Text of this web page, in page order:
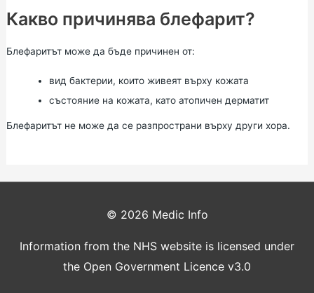
Какво причинява блефарит?
Блефаритът може да бъде причинен от:
вид бактерии, които живеят върху кожата
състояние на кожата, като атопичен дерматит
Блефаритът не може да се разпространи върху други хора.
© 2026 Medic Info
Information from the NHS website is licensed under
the Open Government Licence v3.0